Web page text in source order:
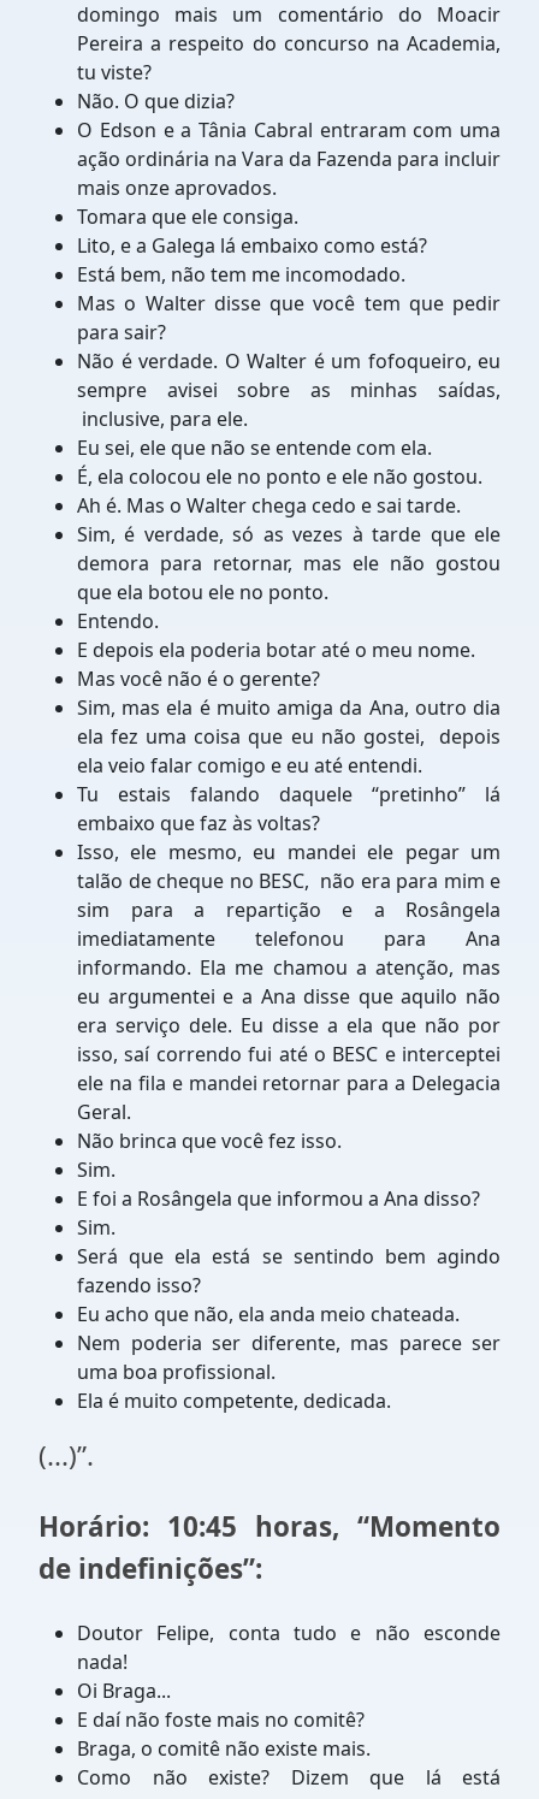
domingo mais um comentário do Moacir
Pereira a respeito do concurso na Academia,
tu viste?
Não. O que dizia?
O Edson e a Tânia Cabral entraram com uma
ação ordinária na Vara da Fazenda para incluir
mais onze aprovados.
Tomara que ele consiga.
Lito, e a Galega lá embaixo como está?
Está bem, não tem me incomodado.
Mas o Walter disse que você tem que pedir
para sair?
Não é verdade. O Walter é um fofoqueiro, eu
sempre avisei sobre as minhas saídas,
inclusive, para ele.
Eu sei, ele que não se entende com ela.
É, ela colocou ele no ponto e ele não gostou.
Ah é. Mas o Walter chega cedo e sai tarde.
Sim, é verdade, só as vezes à tarde que ele
demora para retornar, mas ele não gostou
que ela botou ele no ponto.
Entendo.
E depois ela poderia botar até o meu nome.
Mas você não é o gerente?
Sim, mas ela é muito amiga da Ana, outro dia
ela fez uma coisa que eu não gostei, depois
ela veio falar comigo e eu até entendi.
Tu estais falando daquele “pretinho” lá
embaixo que faz às voltas?
Isso, ele mesmo, eu mandei ele pegar um
talão de cheque no BESC, não era para mim e
sim para a repartição e a Rosângela
imediatamente telefonou para Ana
informando. Ela me chamou a atenção, mas
eu argumentei e a Ana disse que aquilo não
era serviço dele. Eu disse a ela que não por
isso, saí correndo fui até o BESC e interceptei
ele na fila e mandei retornar para a Delegacia
Geral.
Não brinca que você fez isso.
Sim.
E foi a Rosângela que informou a Ana disso?
Sim.
Será que ela está se sentindo bem agindo
fazendo isso?
Eu acho que não, ela anda meio chateada.
Nem poderia ser diferente, mas parece ser
uma boa profissional.
Ela é muito competente, dedicada.
(...)”.
Horário: 10:45 horas, “Momento
de indefinições”:
Doutor Felipe, conta tudo e não esconde
nada!
Oi Braga...
E daí não foste mais no comitê?
Braga, o comitê não existe mais.
Como não existe? Dizem que lá está